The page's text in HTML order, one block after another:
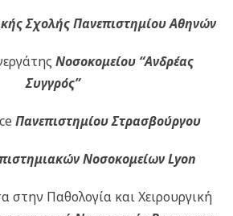
Σχολής Πανεπιστημίου Αθηνών
Νοσοκομείου “Ανδρέας
Συγγρός”
Πανεπιστημίου Στρασβούργου
Νοσοκομείων Lyon
στην Παθολογία και Χειρουργική